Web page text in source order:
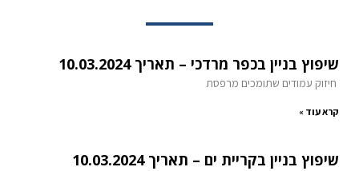
שיפוץ בניין בכפר מרדכי – תאריך 10.03.2024
חיזוק עמודים שתומכים מרפסת
קרא עוד »
שיפוץ בניין בקריית ים – תאריך 10.03.2024